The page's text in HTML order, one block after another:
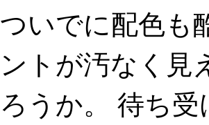
ついでに配色も
ントが汚なく見
ろうか。 待ち